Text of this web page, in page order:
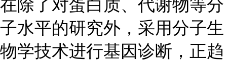
在除了对蛋白质、代谢物等分
子水平的研究外，采用分子生
物学技术进行基因诊断，正趋